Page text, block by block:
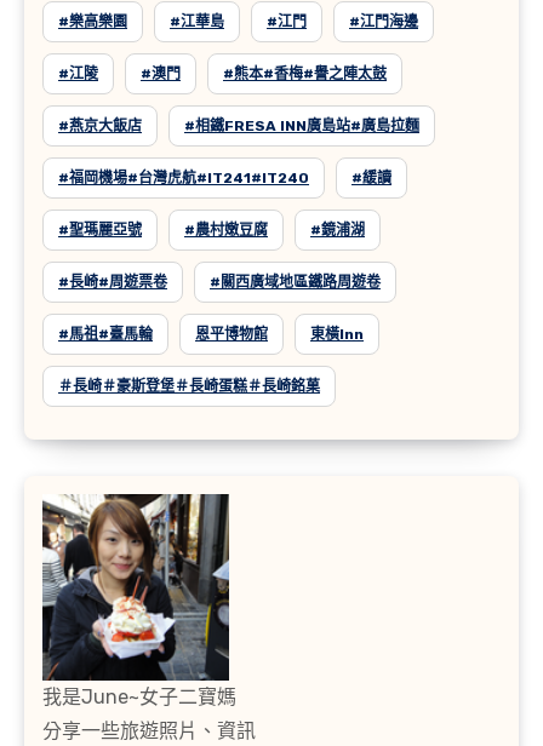
#樂高樂園 #江華島 #江門 #江門海邊
#江陵 #澳門 #熊本#香梅#譽之陣太鼓
#燕京大飯店 #相鐵FRESA INN廣島站#廣島拉麵
#福岡機場#台灣虎航#IT241#IT240 #緩讀
#聖瑪麗亞號 #農村嫩豆腐 #鏡浦湖
#長崎#周遊票卷 #關西廣域地區鐵路周遊卷
#馬祖#臺馬輪 恩平博物館 東橫inn
＃長崎＃豪斯登堡＃長崎蛋糕＃長崎銘菓
我是June~女子二寶媽
分享一些旅遊照片、資訊